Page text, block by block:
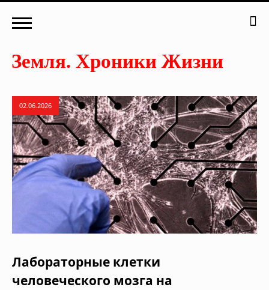
02.06.2026
Лабораторные клетки
человеческого мозга на